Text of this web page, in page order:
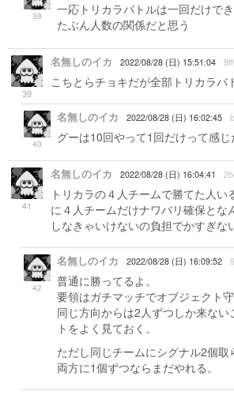
38
一応トリカラバトルは一回だけで
たぶん人数の関係だと思う
39
名無しのイカ 2022/08/28 (日) 15:51:04
こちとらチョキだが全部トリカラバ
40
名無しのイカ 2022/08/28 (日) 16:02:45
グーは10回やって1回だけって感じ
41
名無しのイカ 2022/08/28 (日) 16:04:41
トリカラの４人チームで勝てた人
に４人チームだけナワバリ確保とな
しなきゃいけないの負担でかすぎな
42
名無しのイカ 2022/08/28 (日) 16:09:52
普通に勝ってるよ。
要領はガチマッチでオブジェクト守
同じ方向からは2人ずつしか来な
トをよく見ておく。
ただし同じチームにシグナル2個取
両方に1個ずつならまだやれる。